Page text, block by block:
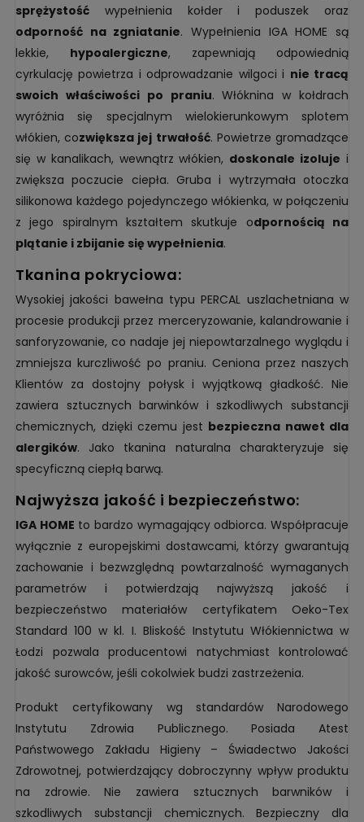
sprężystość wypełnienia kołder i poduszek oraz
odporność na zgniatanie. Wypełnienia IGA HOME są
lekkie, hypoalergiczne, zapewniają odpowiednią
cyrkulację powietrza i odprowadzanie wilgoci i nie tracą
swoich właściwości po praniu. Włóknina w kołdrach
wyróżnia się specjalnym wielokierunkowym splotem
włókien, cozwiększa jej trwałość. Powietrze gromadzące
się w kanalikach, wewnątrz włókien, doskonale izoluje i
zwiększa poczucie ciepła. Gruba i wytrzymała otoczka
silikonowa każdego pojedynczego włókienka, w połączeniu
z jego spiralnym kształtem skutkuje odpornością na
plątanie i zbijanie się wypełnienia.
tkanina pokryciowa:
Wysokiej jakości bawełna typu PERCAL uszlachetniana w
procesie produkcji przez merceryzowanie, kalandrowanie i
sanforyzowanie, co nadaje jej niepowtarzalnego wyglądu i
zmniejsza kurczliwość po praniu. Ceniona przez naszych
Klientów za dostojny połysk i wyjątkową gładkość. Nie
zawiera sztucznych barwinków i szkodliwych substancji
chemicznych, dzięki czemu jest bezpieczna nawet dla
alergików. Jako tkanina naturalna charakteryzuje się
specyficzną ciepłą barwą.
najwyższa jakość i bezpieczeństwo:
IGA HOME to bardzo wymagający odbiorca. Współpracuje
wyłącznie z europejskimi dostawcami, którzy gwarantują
zachowanie i bezwzględną powtarzalność wymaganych
parametrów i potwierdzają najwyższą jakość i
bezpieczeństwo materiałów certyfikatem Oeko-Tex
Standard 100 w kl. I. Bliskość Instytutu Włókiennictwa w
Łodzi pozwala producentowi natychmiast kontrolować
jakość surowców, jeśli cokolwiek budzi zastrzeżenia.
Produkt certyfikowany wg standardów Narodowego
Instytutu Zdrowia Publicznego. Posiada Atest
Państwowego Zakładu Higieny – Świadectwo Jakości
Zdrowotnej, potwierdzający dobroczynny wpływ produktu
na zdrowie. Nie zawiera sztucznych barwników i
szkodliwych substancji chemicznych. Bezpieczny dla